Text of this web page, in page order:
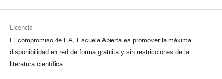
Licencia
El compromiso de EA, Escuela Abierta es promover la máxima
disponibilidad en red de forma gratuita y sin restricciones de la
literatura científica.